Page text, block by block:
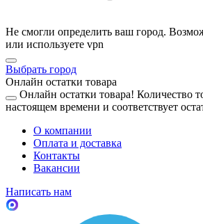
Не смогли определить ваш город.
или используете vpn
Выбрать город
Онлайн остатки товара
Онлайн остатки товара! Количество
настоящем времени и соответствует
О компании
Оплата и доставка
Контакты
Вакансии
Написать нам